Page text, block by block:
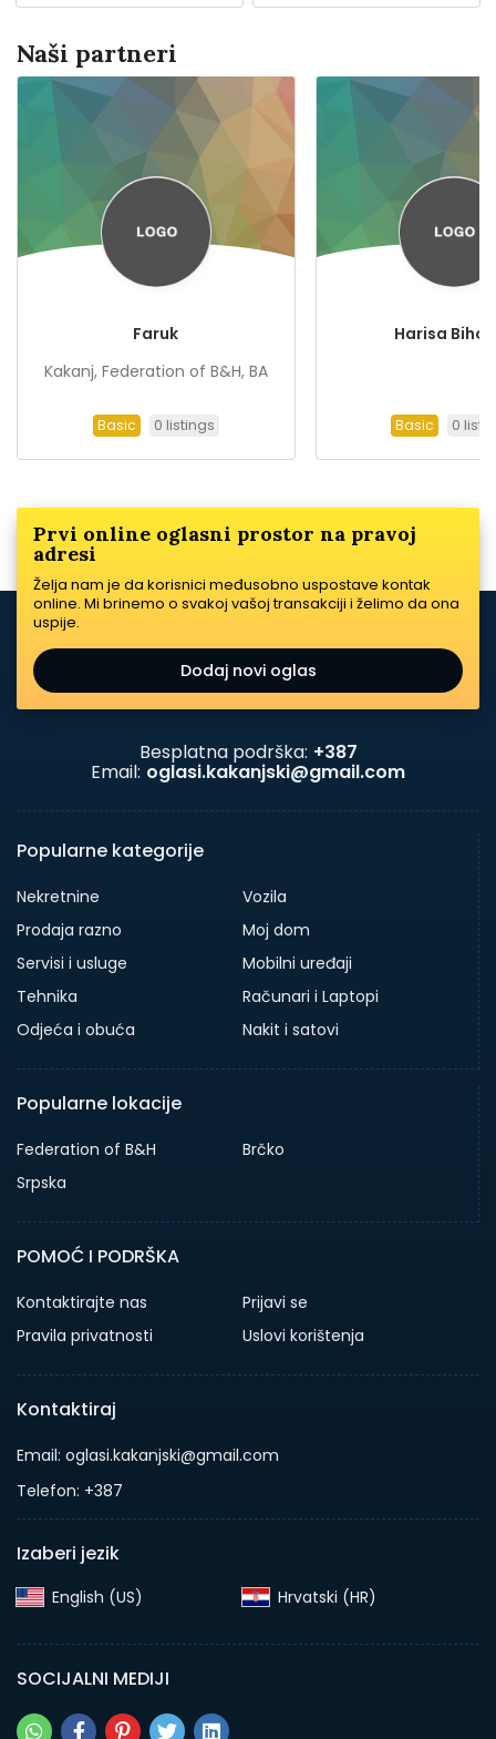
Naši partneri
Faruk
Kakanj, Federation of B&H, BA
Basic 0 listings
Harisa
Basic 0
Prvi online oglasni prostor na pravoj
adresi
Želja nam je da korisnici međusobno uspostave kontak
online. Mi brinemo o svakoj vašoj transakciji i želimo da ona
uspije.
Dodaj novi oglas
Besplatna podrška: +387
Email: oglasi.kakanjski@gmail.com
Popularne kategorije
Nekretnine
Vozila
Prodaja razno
Moj dom
Servisi i usluge
Mobilni uređaji
Tehnika
Računari i Laptopi
Odjeća i obuća
Nakit i satovi
Popularne lokacije
Federation of B&H
Brčko
Srpska
POMOĆ I PODRŠKA
Kontaktirajte nas
Prijavi se
Pravila privatnosti
Uslovi korištenja
Kontaktiraj
Email: oglasi.kakanjski@gmail.com
Telefon: +387
Izaberi jezik
English (US)‎ Hrvatski (HR)‎
SOCIJALNI MEDIJI